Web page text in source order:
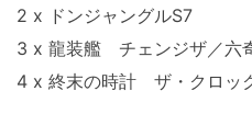
2 x ドンジャングルS7
3 x 龍装艦 チェンジザ／六
4 x 終末の時計 ザ・クロッ